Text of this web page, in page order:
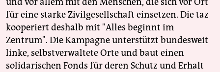
für eine starke Zivilgesellschaft einsetzen. Die taz
kooperiert deshalb mit "Alles beginnt im
Zentrum". Die Kampagne unterstützt bundesweit
linke, selbstverwaltete Orte und baut einen
solidarischen Fonds für deren Schutz und Erhalt